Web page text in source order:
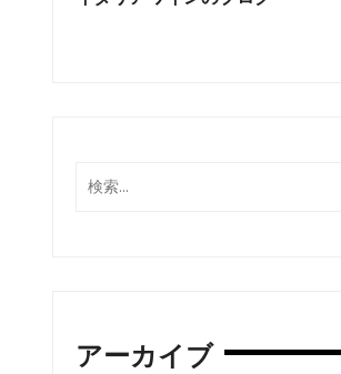
アーカイブ